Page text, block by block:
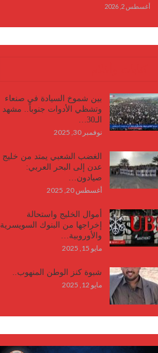
أغسطس 2, 2026
بين شموخ السيادة في صنعاء
وتشظي الأدوات جنوباً.. مشهد
الـ30…
نوفمبر 30, 2025
الغضب الشعبي يمتد من خليج
عدن إلى البحر العربي:
صيادون…
أغسطس 20, 2025
أموال الخليج واستحالة
إخراجها من البنوك السويسرية
والأوروبية…
مايو 15, 2025
شبوة كنز الوطن المنهوب..
مايو 12, 2025